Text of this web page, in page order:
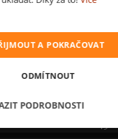
údajů
A POKRAČOVAT
ODMÍTNOUT
PODROBNOSTI